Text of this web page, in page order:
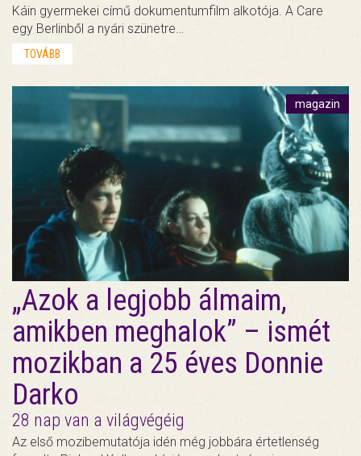
Káin gyermekei című dokumentumfilm alkotója. A Care
egy Berlinből a nyári szünetre…
TOVÁBB
magazin
„Azok a legjobb álmaim,
amikben meghalok” – ismét
mozikban a 25 éves Donnie
Darko
28 nap van a világvégéig
Az első mozibemutatója idén még jobbára értetlenség